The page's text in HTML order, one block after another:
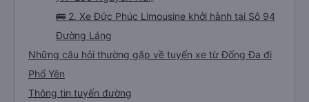
🚌 2. Xe Đức Phúc Limousine khởi hành tại Sô 94
Đường Láng
Những câu hỏi thường gặp về tuyến xe từ Đống Đa đi
Phổ Yên
Thông tin tuyến đường